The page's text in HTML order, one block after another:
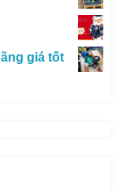
giá tốt